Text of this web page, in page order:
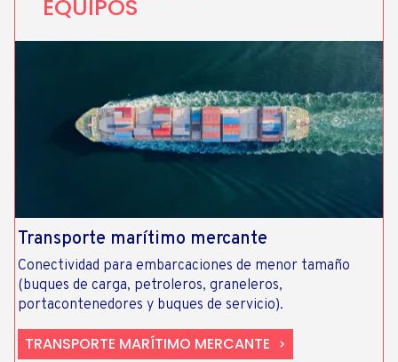
EQUIPOS
Transporte marítimo mercante
Conectividad para embarcaciones de menor tamaño
(buques de carga, petroleros, graneleros,
portacontenedores y buques de servicio).
TRANSPORTE MARÍTIMO MERCANTE